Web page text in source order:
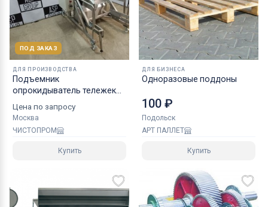
ПОД ЗАКАЗ
ДЛЯ ПРОИЗВОДСТВА
Подъемник
опрокидыватель тележек
гидравлический
Цена по запросу
Москва
ЧИСТОПРОМ
Купить
ДЛЯ БИЗНЕСА
Одноразовые поддоны
100 ₽
Подольск
АРТ ПАЛЛЕТ
Купить